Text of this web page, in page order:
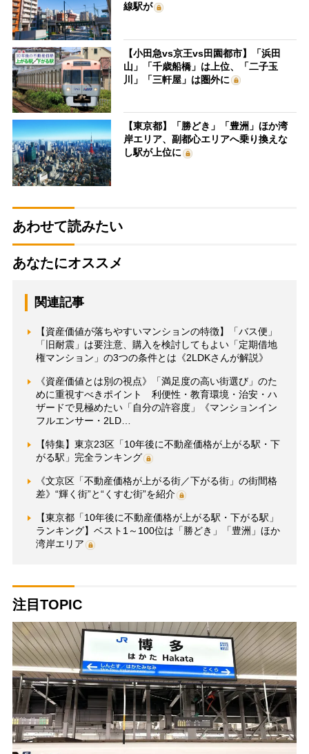
線駅が
【小田急vs京王vs田園都市】「浜田
山」「千歳船橋」は上位、「二子玉
川」「三軒屋」は圏外に
【東京都】「勝どき」「豊洲」ほか湾
岸エリア、副都心エリアへ乗り換えな
し駅が上位に
あわせて読みたい
あなたにオススメ
関連記事
【資産価値が落ちやすいマンションの特徴】「バス便」
「旧耐震」は要注意、購入を検討してもよい「定期借地
権マンション」の3つの条件とは《2LDKさんが解説》
《資産価値とは別の視点》「満足度の高い街選び」のた
めに重視すべきポイント 利便性・教育環境・治安・ハ
ザードで見極めたい「自分の許容度」《マンションイン
フルエンサー・2LD…
【特集】東京23区「10年後に不動産価格が上がる駅・下
がる駅」完全ランキング
《文京区「不動産価格が上がる街／下がる街」の街間格
差》“輝く街”と“くすむ街”を紹介
【東京都「10年後に不動産価格が上がる駅・下がる駅」
ランキング】ベスト1～100位は「勝どき」「豊洲」ほか
湾岸エリア
注目TOPIC